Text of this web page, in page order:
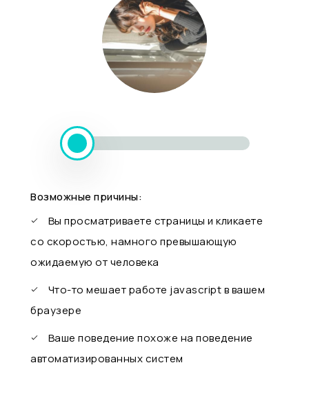
Возможные причины:
Вы просматриваете страницы и кликаете
со скоростью, намного превышающую
ожидаемую от человека
Что-то мешает работе javascript в вашем
браузере
Ваше поведение похоже на поведение
автоматизированных систем